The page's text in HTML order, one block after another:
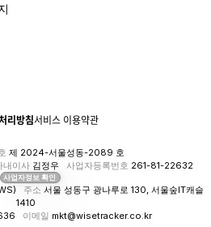
제 2024-서울성동-2089 호
내이사 김정우 사업자등록번호 261-81-22632
사업자정보 확인
주소 서울 성동구 광나루로 130, 서울숲IT캐슬
1410
이메일 mkt@wisetracker.co.kr
리방침서비스 이용약관